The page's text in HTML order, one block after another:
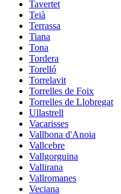
Tavertet
Teià
Terrassa
Tiana
Tona
Tordera
Torelló
Torrelavit
Torrelles de Foix
Torrelles de Llobregat
Ullastrell
Vacarisses
Vallbona d'Anoia
Vallcebre
Vallgorguina
Vallirana
Vallromanes
Veciana